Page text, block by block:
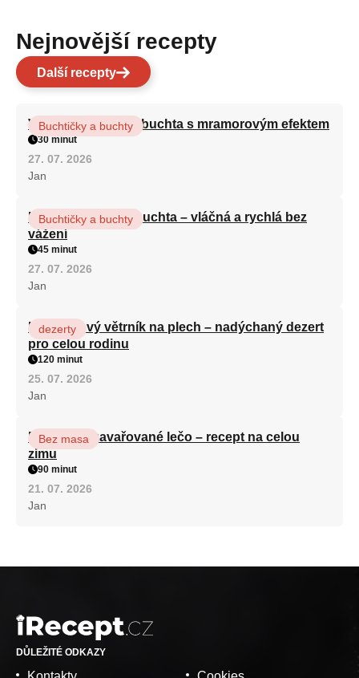
Nejnovější recepty
Další recepty
Vláčná olejová litá buchta s mramorovým efektem
Buchtičky a buchty
30 minut
27. 07. 2026
Jan
Hrnková maková buchta – vláčná a rychlá bez
vážení
Buchtičky a buchty
45 minut
27. 07. 2026
Jan
Karamelový větrník na plech – nadýchaný dezert
pro celou rodinu
dezerty
120 minut
25. 07. 2026
Jan
Babiččino zavařované lečo – recept na celou
zimu
Bez masa
90 minut
21. 07. 2026
Jan
DŮLEŽITÉ ODKAZY